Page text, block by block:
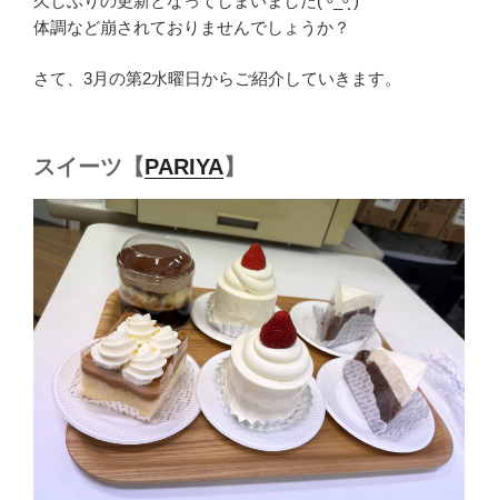
体調など崩されておりませんでしょうか？
さて、3月の第2水曜日からご紹介していきます。
スイーツ【PARIYA】